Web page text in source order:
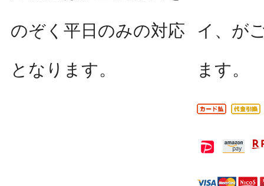
のぞく平日のみの対応
となります。
イ、が
ます。